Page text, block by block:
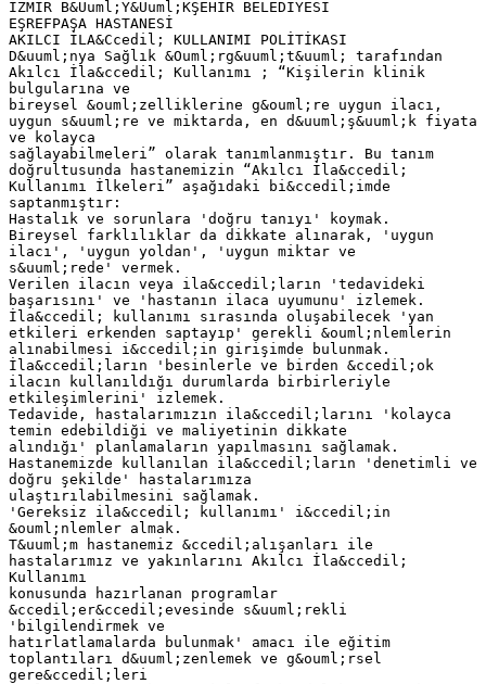
İZMİR B&Uuml;Y&Uuml;KŞEHİR BELEDİYESİ
EŞREFPAŞA HASTANESİ
AKILCI İLA&Ccedil; KULLANIMI POLİTİKASI
D&uuml;nya Sağlık &Ouml;rg&uuml;t&uuml; tarafından
Akılcı İla&ccedil; Kullanımı ; “Kişilerin klinik
bulgularına ve
bireysel &ouml;zelliklerine g&ouml;re uygun ilacı,
uygun s&uuml;re ve miktarda, en d&uuml;ş&uuml;k fiyata
ve kolayca
sağlayabilmeleri” olarak tanımlanmıştır. Bu tanım
doğrultusunda hastanemizin “Akılcı İla&ccedil;
Kullanımı İlkeleri” aşağıdaki bi&ccedil;imde
saptanmıştır:
Hastalık ve sorunlara 'doğru tanıyı' koymak.
Bireysel farklılıklar da dikkate alınarak, 'uygun
ilacı', 'uygun yoldan', 'uygun miktar ve
s&uuml;rede' vermek.
Verilen ilacın veya ila&ccedil;ların 'tedavideki
başarısını' ve 'hastanın ilaca uyumunu' izlemek.
İla&ccedil; kullanımı sırasında oluşabilecek 'yan
etkileri erkenden saptayıp' gerekli &ouml;nlemlerin
alınabilmesi i&ccedil;in girişimde bulunmak.
İla&ccedil;ların 'besinlerle ve birden &ccedil;ok
ilacın kullanıldığı durumlarda birbirleriyle
etkileşimlerini' izlemek.
Tedavide, hastalarımızın ila&ccedil;larını 'kolayca
temin edebildiği ve maliyetinin dikkate
alındığı' planlamaların yapılmasını sağlamak.
Hastanemizde kullanılan ila&ccedil;ların 'denetimli ve
doğru şekilde' hastalarımıza
ulaştırılabilmesini sağlamak.
'Gereksiz ila&ccedil; kullanımı' i&ccedil;in
&ouml;nlemler almak.
T&uuml;m hastanemiz &ccedil;alışanları ile
hastalarımız ve yakınlarını Akılcı İla&ccedil;
Kullanımı
konusunda hazırlanan programlar
&ccedil;er&ccedil;evesinde s&uuml;rekli
'bilgilendirmek ve
hatırlatlamalarda bulunmak' amacı ile eğitim
toplantıları d&uuml;zenlemek ve g&ouml;rsel
gere&ccedil;leri